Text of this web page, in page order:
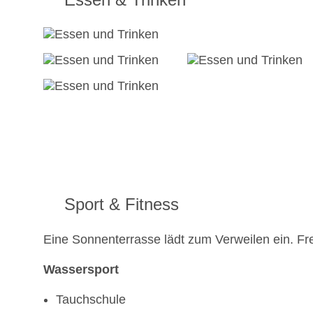
Sport & Fitness
Eine Sonnenterrasse lädt zum Verweilen ein.
Wassersport
Tauchschule